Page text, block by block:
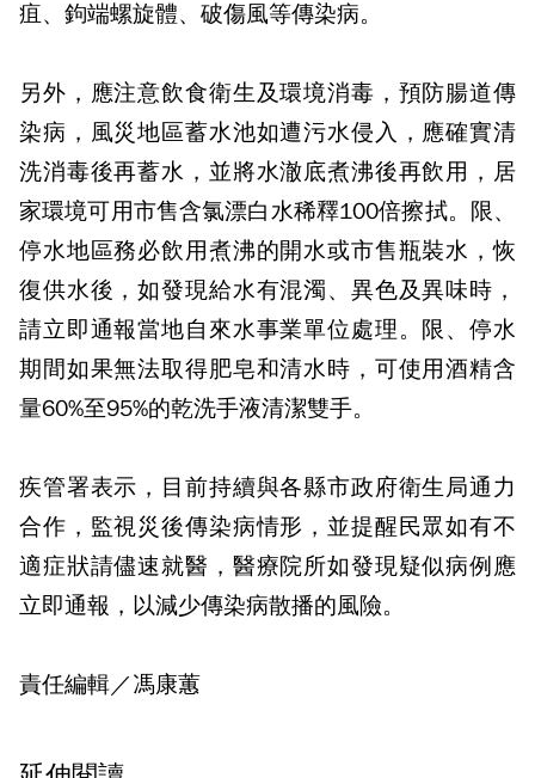
疽、鉤端螺旋體、破傷風等傳染病。
另外，應注意飲食衛生及環境消毒，預防腸道傳
染病，風災地區蓄水池如遭污水侵入，應確實清
洗消毒後再蓄水，並將水澈底煮沸後再飲用，居
家環境可用市售含氯漂白水稀釋100倍擦拭。限、
停水地區務必飲用煮沸的開水或市售瓶裝水，恢
復供水後，如發現給水有混濁、異色及異味時，
請立即通報當地自來水事業單位處理。限、停水
期間如果無法取得肥皂和清水時，可使用酒精含
量60%至95%的乾洗手液清潔雙手。
疾管署表示，目前持續與各縣市政府衛生局通力
合作，監視災後傳染病情形，並提醒民眾如有不
適症狀請儘速就醫，醫療院所如發現疑似病例應
立即通報，以減少傳染病散播的風險。
責任編輯／馮康蕙